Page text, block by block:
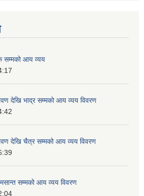
सम्मको आय व्यय
देखि भाद्र सम्मको आय व्यय विवरण
देखि चैत्र सम्मको आय व्यय विवरण
सम्मको आय व्यय विवरण